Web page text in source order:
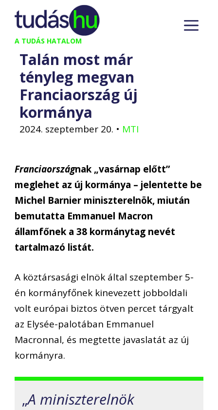
Kilépés
tartalomba
A TUDÁS HATALOM
Talán most már
tényleg megvan
Franciaország új
kormánya
2024. szeptember 20. • MTI
Franciaországnak „vasárnap előtt”
meglehet az új kormánya – jelentette be
Michel Barnier miniszterelnök, miután
bemutatta Emmanuel Macron
államfőnek a 38 kormánytag nevét
tartalmazó listát.
A köztársasági elnök által szeptember 5-
én kormányfőnek kinevezett jobboldali
volt európai biztos ötven percet tárgyalt
az Elysée-palotában Emmanuel
Macronnal, és megtette javaslatát az új
kormányra.
„A miniszterelnök